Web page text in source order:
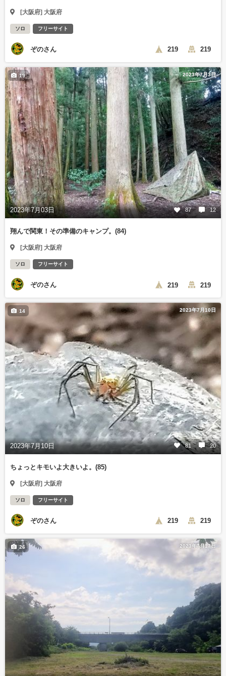
[大阪府] 大阪府
ソロ フリーサイト
ぞのさん 219 219
2023年7月3日
2023年7月03日 87 12
19
翔んで関東！その準備のキャンプ。(84)
[大阪府] 大阪府
ソロ フリーサイト
ぞのさん 219 219
2023年7月10日
2023年7月10日 81 20
14
ちょっとキモいよ大きいよ。(85)
[大阪府] 大阪府
ソロ フリーサイト
ぞのさん 219 219
2023年7月17日
26